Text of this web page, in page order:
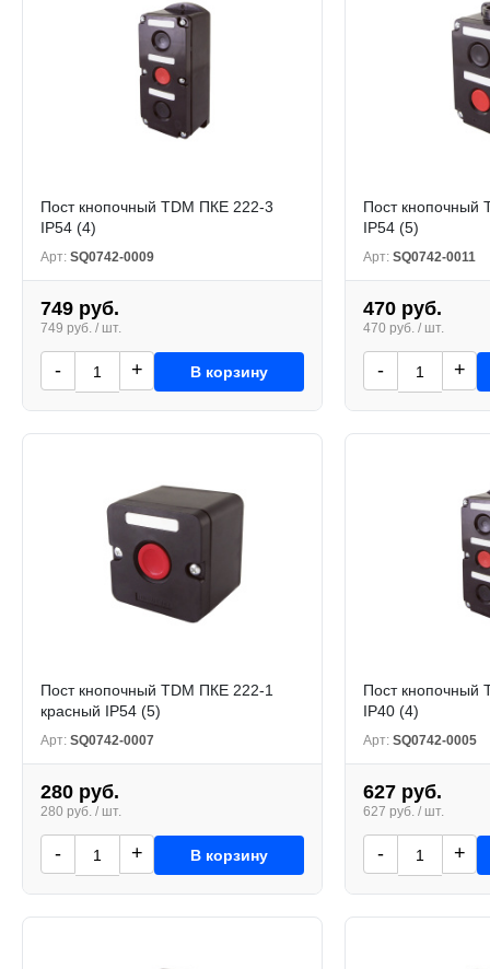
Пост кнопочный TDM ПКЕ 222-3
IP54 (4)
Арт: SQ0742-0009
749 руб.
749 руб. / шт.
- + В корзину
Пост кнопочный
IP54 (5)
Арт: SQ0742-0011
470 руб.
470 руб. / шт.
- +
Пост кнопочный TDM ПКЕ 222-1
красный IP54 (5)
Арт: SQ0742-0007
280 руб.
280 руб. / шт.
- + В корзину
Пост кнопочный
IP40 (4)
Арт: SQ0742-0005
627 руб.
627 руб. / шт.
- +